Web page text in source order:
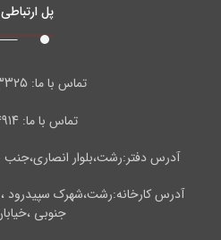
پل
تماس با ما:
تماس با ما:
آدرس دفتر:رشت،بلوار انصاری،جنب
آدرس کارخانه:رشت،شهرک سپیدرود ،
جنوبی ،خیابان